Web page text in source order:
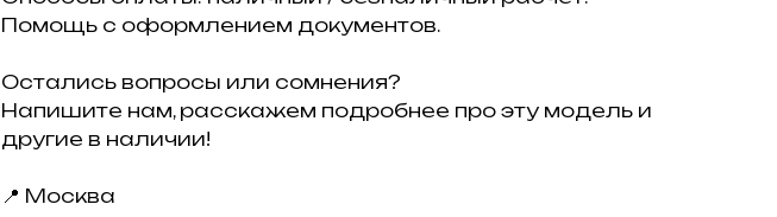
Помощь с оформлением документов.
Остались вопросы или сомнения?
Напишите нам, расскажем подробнее про эту модель и
другие в наличии!
📍 Москва